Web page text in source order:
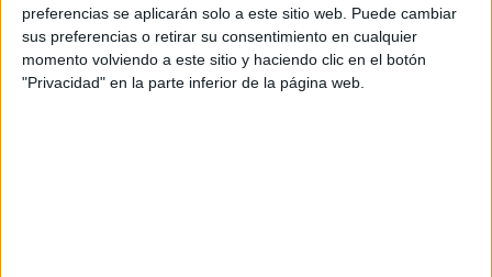
preferencias se aplicarán solo a este sitio web. Puede cambiar
sus preferencias o retirar su consentimiento en cualquier
momento volviendo a este sitio y haciendo clic en el botón
"Privacidad" en la parte inferior de la página web.